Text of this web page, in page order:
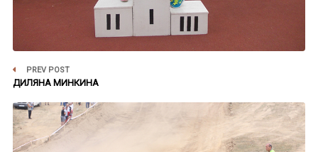
PREV POST
ДИЛЯНА МИНКИНА